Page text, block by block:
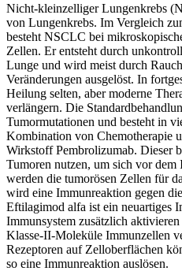
Nicht-kleinzelliger Lungenkrebs
von Lungenkrebs. Im Vergleich
besteht NSCLC bei
Zellen. Er entsteht durch
Lunge und wird meist durch
Veränderungen ausgelöst. In
Heilung selten, aber moderne
verlängern. Die
Tumormutationen und besteht in
Kombination von Chemotherapie
Wirkstoff Pembrolizumab. Dieser
Tumoren nutzen, um sich vor dem
werden die tumorösen Zellen für
wird eine Immunreaktion gegen
Eftilagimod alfa ist ein neuartiges
Immunsystem zusätzlich
Klasse-II-Moleküle Immunzellen
Rezeptoren auf Zelloberflächen
so eine Immunreaktion auslösen.